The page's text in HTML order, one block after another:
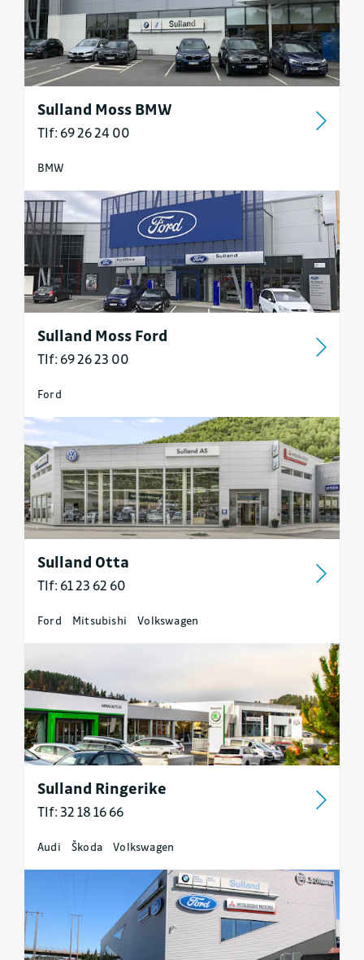
Sulland Moss BMW
Tlf: 69 26 24 00
BMW
Sulland Moss Ford
Tlf: 69 26 23 00
Ford
Sulland Otta
Tlf: 61 23 62 60
Ford Mitsubishi Volkswagen
Sulland Ringerike
Tlf: 32 18 16 66
Audi Škoda Volkswagen